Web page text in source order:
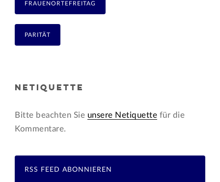
FRAUENORTEFREITAG
PARITÄT
NETIQUETTE
Bitte beachten Sie unsere Netiquette für die
Kommentare.
RSS FEED ABONNIEREN